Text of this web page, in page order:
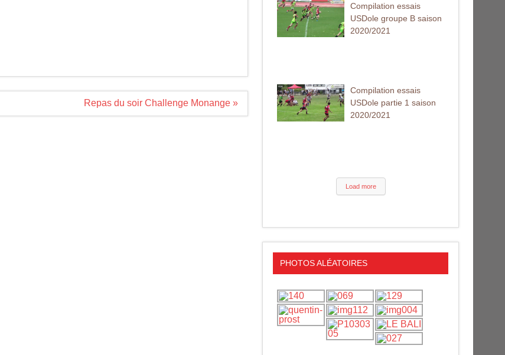
Repas du soir Challenge Monange »
Compilation essais
USDole groupe B saison
2020/2021
Compilation essais
USDole partie 1 saison
2020/2021
Load more
PHOTOS ALÉATOIRES